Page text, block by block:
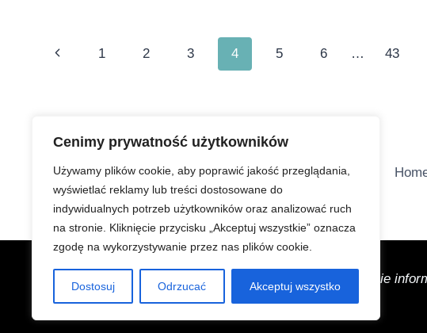
Cenimy prywatność użytkowników
Używamy plików cookie, aby poprawić jakość przeglądania,
wyświetlać reklamy lub treści dostosowane do
indywidualnych potrzeb użytkowników oraz analizować ruch
na stronie. Kliknięcie przycisku „Akceptuj wszystkie” oznacza
zgodę na wykorzystywanie przez nas plików cookie.
Dostosuj Odrzucać Akceptuj wszystko
KSZTAŁTUJĄ
Nawigacja
Poprzednia
1 2 3 4 5 6 … 43
Charakter Serwisu jest głównie